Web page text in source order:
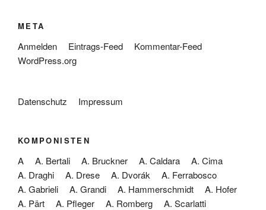
META
Anmelden Eintrags-Feed
Kommentar-Feed
WordPress.org
Datenschutz Impressum
KOMPONISTEN
A A. Bertali A. Bruckner A. Caldara
A. Cima
A. Draghi
A. Drese A. Dvorák
A. Ferrabosco
A. Gabrieli
A. Grandi A. Hammerschmidt
A. Hofer
A. Pärt
A. Pfleger A. Romberg
A. Scarlatti